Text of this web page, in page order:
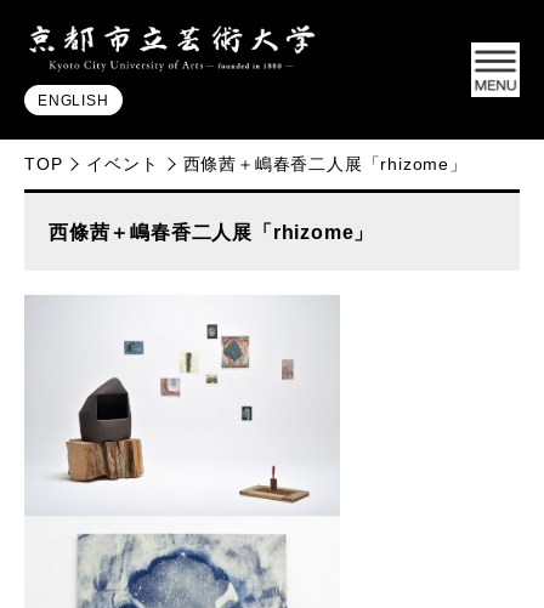
ENGLISH
TOP イベント 西條茜＋嶋春香二人展「rhizome」
西條茜＋嶋春香二人展「rhizome」